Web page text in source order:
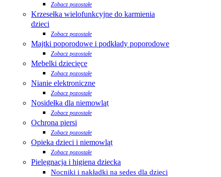
Zobacz pozostałe
Krzesełka wielofunkcyjne do karmienia
dzieci
Zobacz pozostałe
Majtki poporodowe i podkłady poporodowe
Zobacz pozostałe
Mebelki dziecięce
Zobacz pozostałe
Nianie elektroniczne
Zobacz pozostałe
Nosidełka dla niemowląt
Zobacz pozostałe
Ochrona piersi
Zobacz pozostałe
Opieka dzieci i niemowląt
Zobacz pozostałe
Pielęgnacja i higiena dziecka
Nocniki i nakładki na sedes dla dzieci